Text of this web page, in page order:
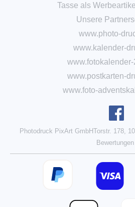
Tasse als
Unsere
www.photo-
www.kalender-
www.postkarten-
www.foto-
Photodruck PixArt GmbHTorstr. 178,
Bewertungen